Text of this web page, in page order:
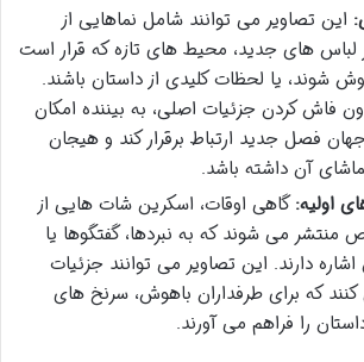
این تصاویر می توانند شامل نماهایی از
های جدید، محیط های تازه که قرار است
شوند، یا لحظات کلیدی از داستان باشند.
فاش کردن جزئیات اصلی، به بیننده امکان
فصل جدید ارتباط برقرار کند و هیجان
آن داشته باشد.
اولیه:گاهی اوقات، اسکرین شات هایی از
می شوند که به نبردها، گفتگوها یا
دارند. این تصاویر می توانند جزئیات
که برای طرفداران باهوش، سرنخ های
را فراهم می آورند.